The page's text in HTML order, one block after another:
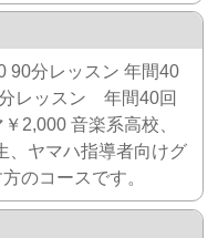
90分レッスン 年間40
レッスン 年間40回
2,000 音楽系高校、
、ヤマハ指導者向けグ
のコースです。